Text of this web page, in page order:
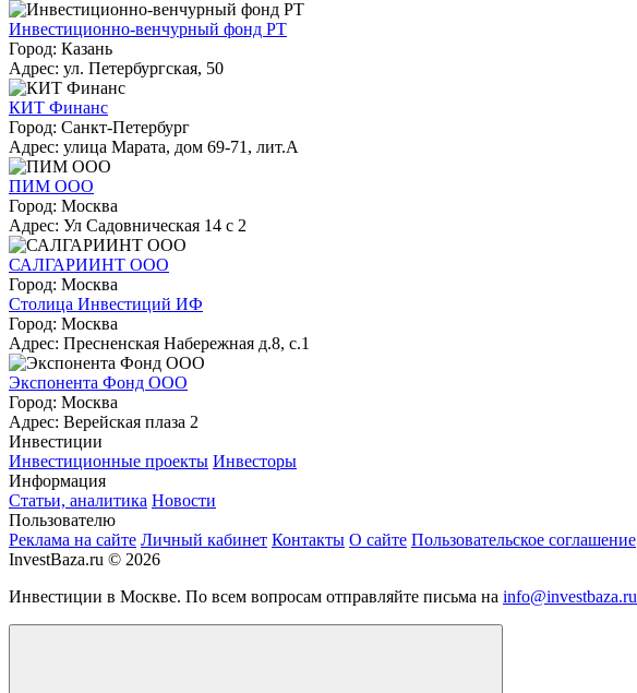
Инвестиционно-венчурный фонд РТ
Город: Казань
Адрес: ул. Петербургская, 50
КИТ Финанс
Город: Санкт-Петербург
Адрес: улица Марата, дом 69-71, лит.А
ПИМ ООО
Город: Москва
Адрес: Ул Садовническая 14 с 2
САЛГАРИИНТ ООО
Город: Москва
Столица Инвестиций ИФ
Город: Москва
Адрес: Пресненская Набережная д.8, с.1
Экспонента Фонд ООО
Город: Москва
Адрес: Верейская плаза 2
Инвестиции
Инвестиционные проекты Инвесторы
Информация
Статьи, аналитика Новости
Пользователю
Реклама на сайте Личный кабинет Контакты О сайте Пользовательское соглашение
InvestBaza.ru © 2026
Инвестиции в Москве. По всем вопросам отправляйте письма на info@investbaza.ru